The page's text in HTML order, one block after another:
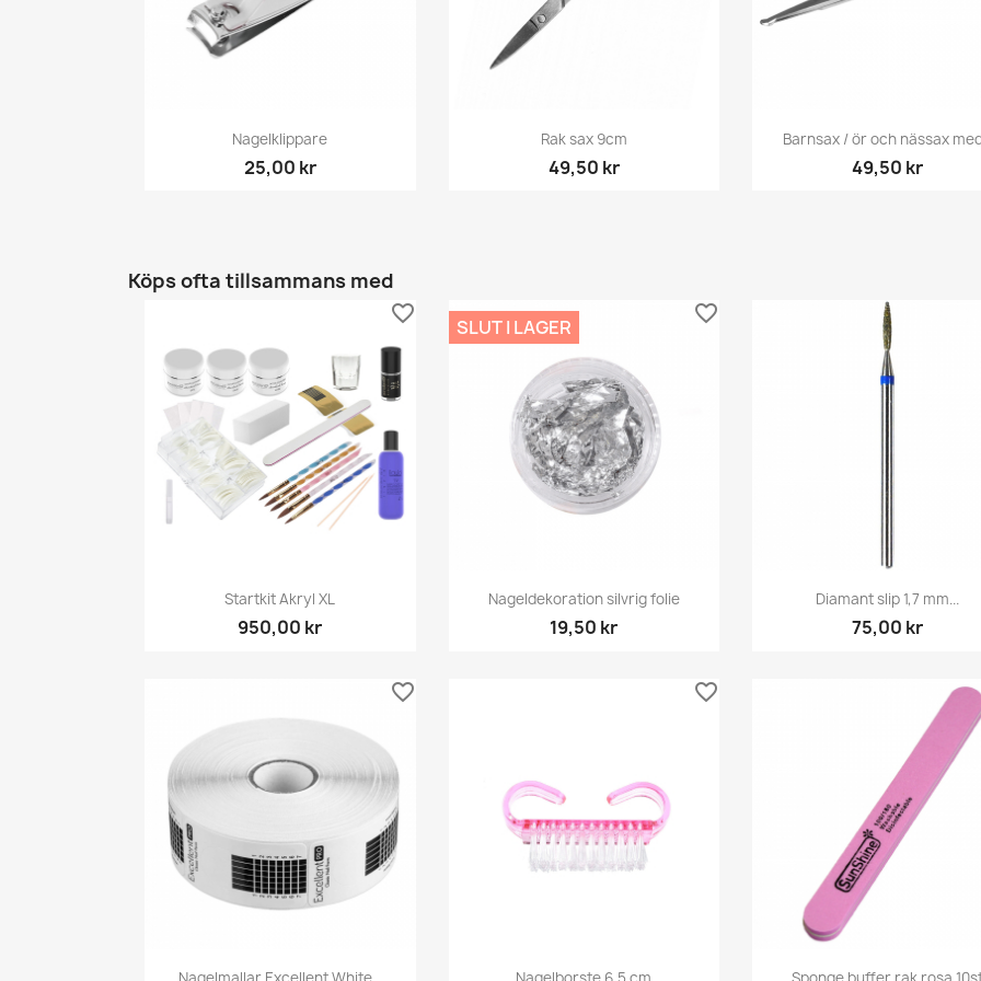
Snabbvy
Nagelklippare
25,00 kr
Snabbvy
Rak sax 9cm
49,50 kr
Snabbvy
Barnsax / ör och nässax
49,50 kr
Köps ofta tillsammans med
Snabbvy
Startkit Akryl XL
950,00 kr
favorite_border
Snabbvy
Nageldekoration silvrig folie
19,50 kr
SLUT I LAGER
favorite_border
Snabbvy
Diamant slip 1,7 mm...
75,00 kr
Snabbvy
favorite_border
Snabbvy
favorite_border
Snabbvy